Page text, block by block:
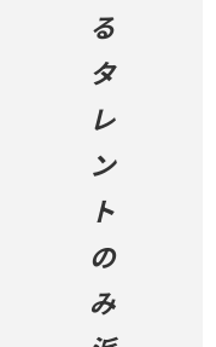
る
タ
レ
ン
ト
の
み